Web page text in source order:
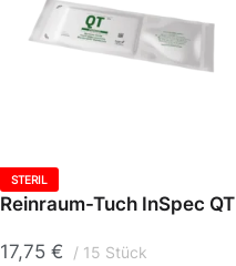
STERIL
Reinraum-Tuch InSpec QT
17,75 € 15 Stück